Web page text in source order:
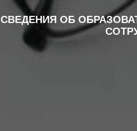
СВЕДЕНИЯ ОБ